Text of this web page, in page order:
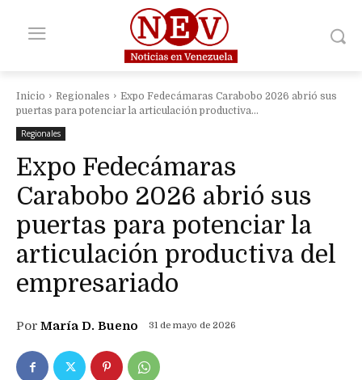
Inicio Regionales
Expo Fedecámaras Carabobo 2026 abrió sus
puertas para potenciar la articulación productiva...
Regionales
Expo Fedecámaras
Carabobo 2026 abrió sus
puertas para potenciar la
articulación productiva del
empresariado
Por María D. Bueno 31 de mayo de 2026